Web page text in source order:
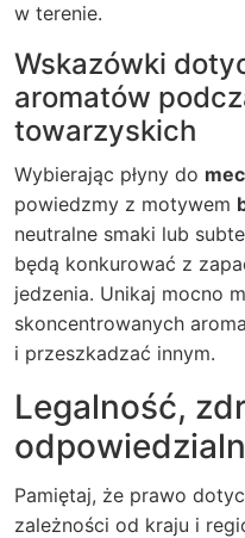
w terenie.
Wskazówki
aromatów
towarzyskich
Wybierając płyny do
powiedzmy z motywem
neutralne smaki lub
będą konkurować z
jedzenia. Unikaj mocno
skoncentrowanych
i przeszkadzać innym.
Legalność,
Pamiętaj, że prawo
zależności od kraju i